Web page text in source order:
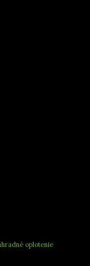
oplotenie